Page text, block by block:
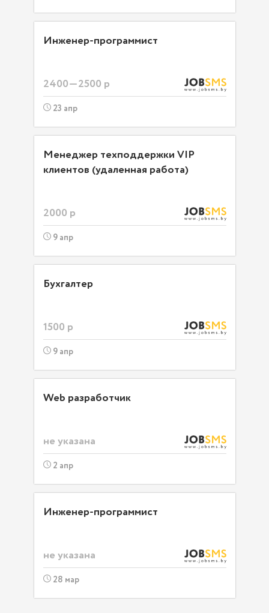
Инженер-программист
2400—2500 р
23 апр
Менеджер техподдержки VIP
клиентов (удаленная работа)
2000 р
9 апр
Бухгалтер
1500 р
9 апр
Web разработчик
не указана
2 апр
Инженер-программист
не указана
28 мар